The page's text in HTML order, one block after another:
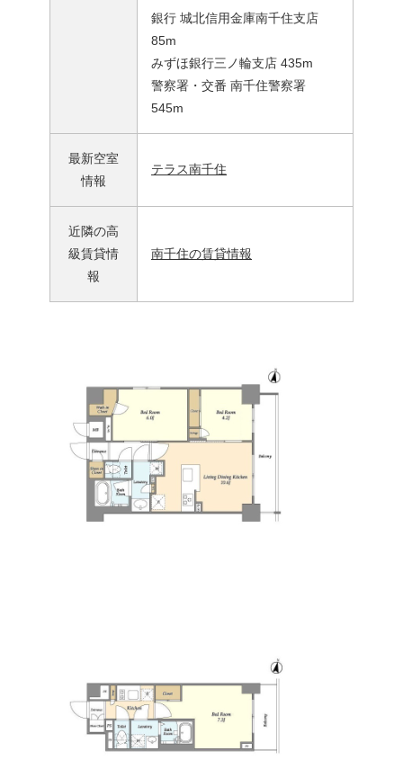
銀行 城北信用金庫南千住支店
85m
みずほ銀行三ノ輪支店 435m
警察署・交番 南千住警察署
545m
最新空室
情報
テラス南千住
近隣の高
級賃貸情
報
南千住の賃貸情報